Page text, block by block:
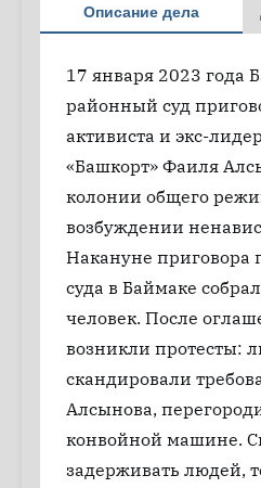
Описание дела
17 января 2023 года
районный суд
активиста и экс-
«Башкорт» Фаиля
колонии общего
возбуждении
Накануне приговора
суда в Баймаке
человек. После
возникли протесты:
скандировали
Алсынова,
конвойной машине.
задерживать людей,